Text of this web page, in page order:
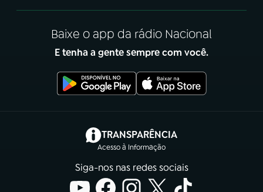
Baixe o app da rádio Nacional
E tenha a gente sempre com você.
TRANSPARÊNCIA
Acesso à Informação
(abre em nova aba)
Siga-nos nas redes sociais